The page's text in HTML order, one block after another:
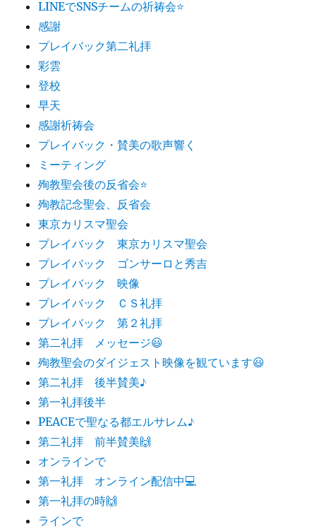
LINEでSNSチームの祈祷会⭐️
感謝
プレイバック第二礼拝
彩雲
登校
早天
感謝祈祷会
プレイバック・賛美の歌声響く
ミーティング
殉教聖会後の反省会⭐️
殉教記念聖会、反省会
東京カリスマ聖会
プレイバック 東京カリスマ聖会
プレイバック ゴンサーロと秀吉
プレイバック 映像
プレイバック ＣＳ礼拝
プレイバック 第２礼拝
第二礼拝 メッセージ😃
殉教聖会のダイジェスト映像を観ています😃
第二礼拝 後半賛美♪
第一礼拝後半
PEACEで聖なる都エルサレム♪
第二礼拝 前半賛美🙌
オンラインで
第一礼拝 オンライン配信中💻
第一礼拝の時🙌
ラインで